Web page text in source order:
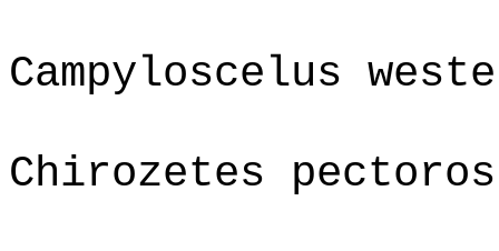
Campyloscelus
Chirozetes